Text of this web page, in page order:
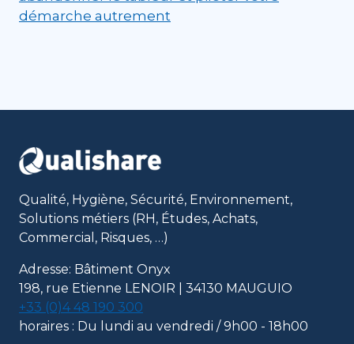
démarche autrement
Qualité, Hygiène, Sécurité, Environnement,
Solutions métiers (RH, Études, Achats,
Commercial, Risques, …)
Adresse: Bâtiment Onyx
198, rue Etienne LENOIR | 34130 MAUGUIO
+33 (0)4 48 190 300
horaires : Du lundi au vendredi / 9h00 - 18h00